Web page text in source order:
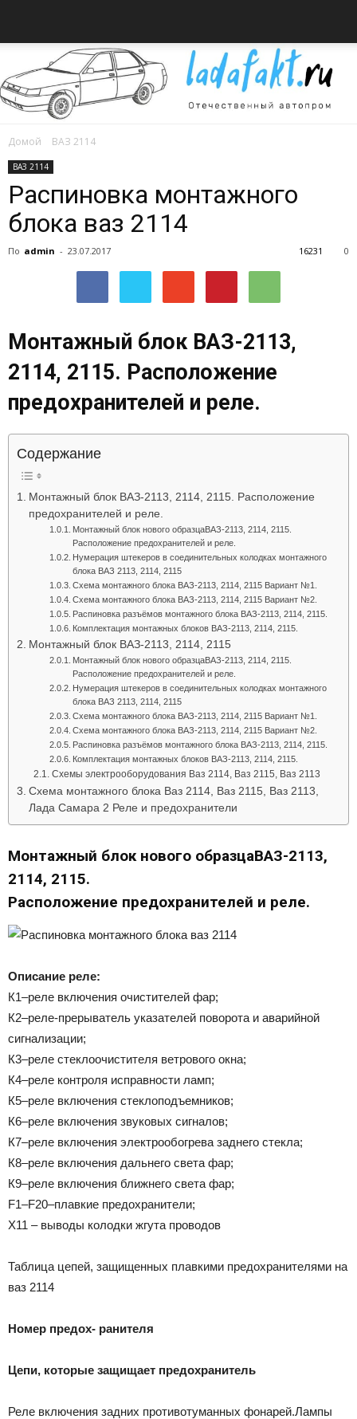
об
автомобилях
Лада
Домой ВАЗ 2114
ВАЗ 2114
Распиновка монтажного
блока ваз 2114
По admin - 23.07.2017 0
16231
Монтажный блок ВАЗ-2113,
2114, 2115. Расположение
предохранителей и реле.
Содержание
Монтажный блок ВАЗ-2113, 2114, 2115. Расположение
предохранителей и реле.
Монтажный блок нового образцаВАЗ-2113, 2114, 2115.
Расположение предохранителей и реле.
Нумерация штекеров в соединительных колодках монтажного
блока ВАЗ 2113, 2114, 2115
Схема монтажного блока ВАЗ-2113, 2114, 2115 Вариант №1.
Схема монтажного блока ВАЗ-2113, 2114, 2115 Вариант №2.
Распиновка разъёмов монтажного блока ВАЗ-2113, 2114, 2115.
Комплектация монтажных блоков ВАЗ-2113, 2114, 2115.
Монтажный блок ВАЗ-2113, 2114, 2115
Монтажный блок нового образцаВАЗ-2113, 2114, 2115.
Расположение предохранителей и реле.
Нумерация штекеров в соединительных колодках монтажного
блока ВАЗ 2113, 2114, 2115
Схема монтажного блока ВАЗ-2113, 2114, 2115 Вариант №1.
Схема монтажного блока ВАЗ-2113, 2114, 2115 Вариант №2.
Распиновка разъёмов монтажного блока ВАЗ-2113, 2114, 2115.
Комплектация монтажных блоков ВАЗ-2113, 2114, 2115.
Схемы электрооборудования Ваз 2114, Ваз 2115, Ваз 2113
Схема монтажного блока Ваз 2114, Ваз 2115, Ваз 2113,
Лада Самара 2 Реле и предохранители
Монтажный блок нового образцаВАЗ-2113,
2114, 2115.
Расположение предохранителей и реле.
Описание реле:
К1–реле включения очистителей фар;
К2–реле-прерыватель указателей поворота и аварийной
сигнализации;
К3–реле стеклоочистителя ветрового окна;
К4–реле контроля исправности ламп;
К5–реле включения стеклоподъемников;
К6–реле включения звуковых сигналов;
К7–реле включения электрообогрева заднего стекла;
К8–реле включения дальнего света фар;
К9–реле включения ближнего света фар;
F1–F20–плавкие предохранители;
Х11 – выводы колодки жгута проводов
Таблица цепей, защищенных плавкими предохранителями на
ваз 2114
Номер предох- ранителя
Цепи, которые защищает предохранитель
Реле включения задних противотуманных фонарей.Лампы